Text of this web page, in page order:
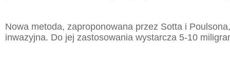
Nowa metoda, zaproponowana przez Sotta i
inwazyjna. Do jej zastosowania wystarcza 5-10